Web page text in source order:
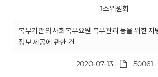
1소위원회
복무기관의 사회복무요원 복무관리 등을 위한 지
정보 제공에 관한 건
2020-07-13 50061